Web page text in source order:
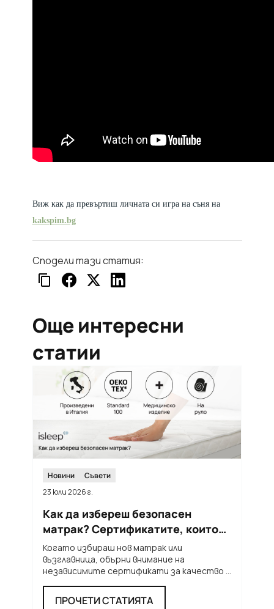
Виж как да превъртиш личната си игра на съня на
kakspim.bg
Сподели тази статия:
Още интересни
статии
Новини
Съвети
23 юли 2026 г.
Как да избереш безопасен
матрак? Сертификатите, които
трябва да познаваш
Когато избираш нов матрак или
възглавница, обърни внимание на
независимите сертификати за качество и
ПРОЧЕТИ СТАТИЯТА